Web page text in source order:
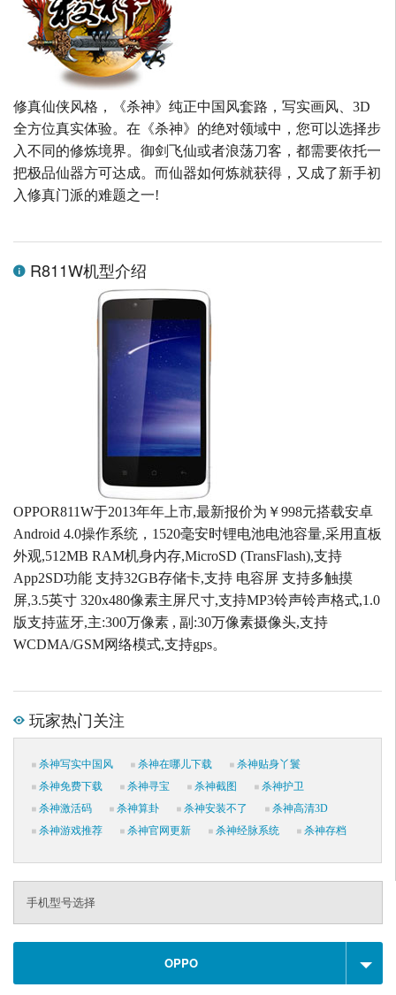
修真仙侠风格，《杀神》纯正中国风套路，写实画风、3D
全方位真实体验。在《杀神》的绝对领域中，您可以选择步
入不同的修炼境界。御剑飞仙或者浪荡刀客，都需要依托一
把极品仙器方可达成。而仙器如何炼就获得，又成了新手初
入修真门派的难题之一!
R811W机型介绍
OPPOR811W于2013年年上市,最新报价为￥998元搭载安卓
Android 4.0操作系统，1520毫安时锂电池电池容量,采用直板
外观,512MB RAM机身内存,MicroSD (TransFlash),支持
App2SD功能 支持32GB存储卡,支持 电容屏 支持多触摸
屏,3.5英寸 320x480像素主屏尺寸,支持MP3铃声铃声格式,1.0
版支持蓝牙,主:300万像素 , 副:30万像素摄像头,支持
WCDMA/GSM网络模式,支持gps。
玩家热门关注
杀神写实中国风 杀神在哪儿下载
杀神贴身丫鬟
杀神免费下载
杀神寻宝 杀神截图
杀神护卫
杀神激活码
杀神算卦 杀神安装不了
杀神高清3D
杀神游戏推荐
杀神官网更新 杀神经脉系统 杀神存档
手机型号选择
OPPO